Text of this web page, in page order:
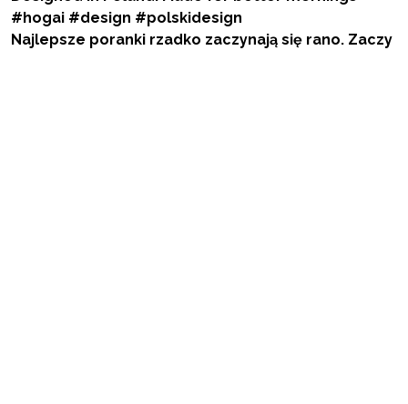
Najlepsze poranki rzadko zaczynają się rano. Zaczy